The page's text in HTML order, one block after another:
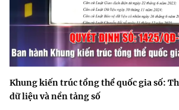
Khung kiến trúc tổng thể quốc gia số:
dữ liệu và nền tảng số